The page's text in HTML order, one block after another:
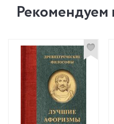
Рекомендуем